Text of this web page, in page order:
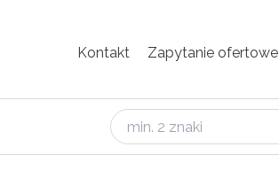
Kontakt Zapytanie ofertowe